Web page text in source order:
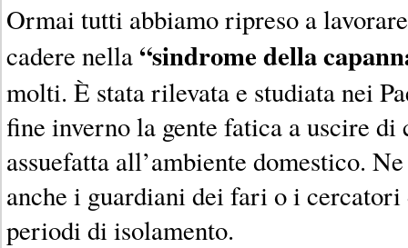
Ormai tutti abbiamo ripreso a
cadere nella “sindrome della
molti. È stata rilevata e studiata nei
fine inverno la gente fatica a uscire di
assuefatta all’ambiente domestico.
anche i guardiani dei fari o i cercatori
periodi di isolamento.